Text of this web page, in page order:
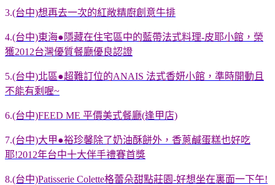
3.(台中)想再去一次的紅敞精廚創意牛排
4.(台中)東海●隱藏在住宅區中的藍帶法式料理-皮耶小館，榮
獲2012台灣優質餐廳優良認證
5.(台中)北區●超難訂位的ANAIS 法式香妍小館，準時開動且
不能有剩喔~
6.(台中)FEED ME 平價美式餐廳(逢甲店)
7.(台中)大甲●裕珍馨除了奶油酥餅外，香蔥鹹蛋糕也好吃
耶!2012年台中十大伴手禮賽首獎
8.(台中)Patisserie Colette格蕾朵甜點莊園-好想坐在裏面一下午!